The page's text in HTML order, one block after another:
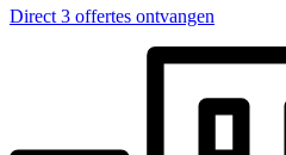
Direct 3 offertes ontvangen